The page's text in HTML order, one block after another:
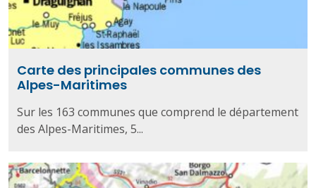
Carte des principales communes des
Alpes-Maritimes
Sur les 163 communes que comprend le département
des Alpes-Maritimes, 5...